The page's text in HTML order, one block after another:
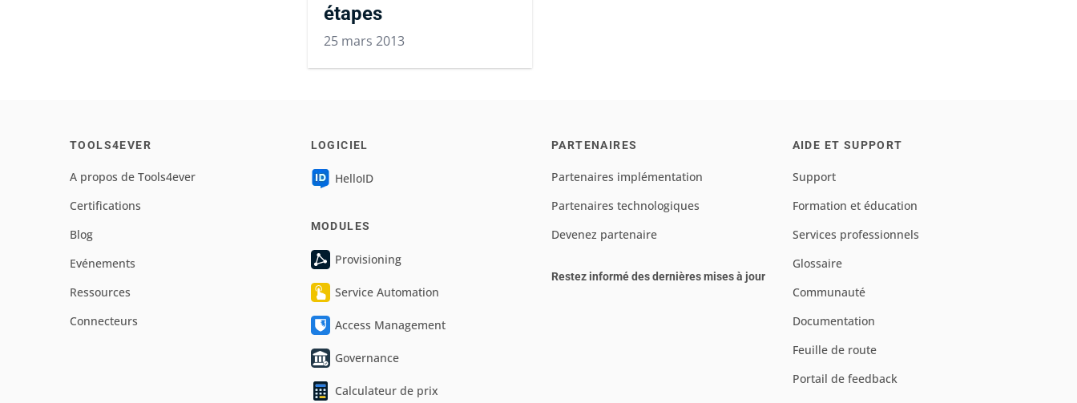
étapes
25 mars 2013
TOOLS4EVER
A propos de Tools4ever
Certifications
Blog
Evénements
Ressources
Connecteurs
LOGICIEL
HelloID
MODULES
Provisioning
Service Automation
Access Management
Governance
Calculateur de prix
PARTENAIRES
Partenaires implémentation
Partenaires technologiques
Devenez partenaire
Restez informé des dernières mises à jour
AIDE ET SUPPORT
Support
Formation et éducation
Services professionnels
Glossaire
Communauté
Documentation
Feuille de route
Portail de feedback